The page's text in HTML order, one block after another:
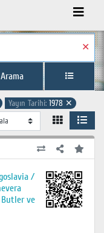
✕
Yayın Tarihi: 1978 ✕
/
Butler ve